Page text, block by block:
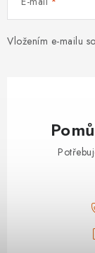
Vložením e-mailu